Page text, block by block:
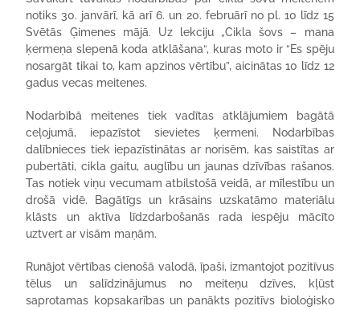
notiks 30. janvārī, kā arī 6. un 20. februārī no pl. 10 līdz 15
Svētās Ģimenes mājā. Uz lekciju „Cikla šovs – mana
ķermeņa slepenā koda atklāšana“, kuras moto ir “Es spēju
nosargāt tikai to, kam apzinos vērtību”, aicinātas 10 līdz 12
gadus vecas meitenes.
Nodarbībā meitenes tiek vadītas atklājumiem bagātā
ceļojumā, iepazīstot sievietes ķermeni. Nodarbības
dalībnieces tiek iepazīstinātas ar norisēm, kas saistītas ar
pubertāti, cikla gaitu, auglību un jaunas dzīvības rašanos.
Tas notiek viņu vecumam atbilstošā veidā, ar mīlestību un
drošā vidē. Bagātīgs un krāsains uzskatāmo materiālu
klāsts un aktīva līdzdarbošanās rada iespēju mācīto
uztvert ar visām maņām.
Runājot vērtības cienošā valodā, īpaši, izmantojot pozitīvus
tēlus un salīdzinājumus no meiteņu dzīves, kļūst
saprotamas kopsakarības un panākts pozitīvs bioloģisko